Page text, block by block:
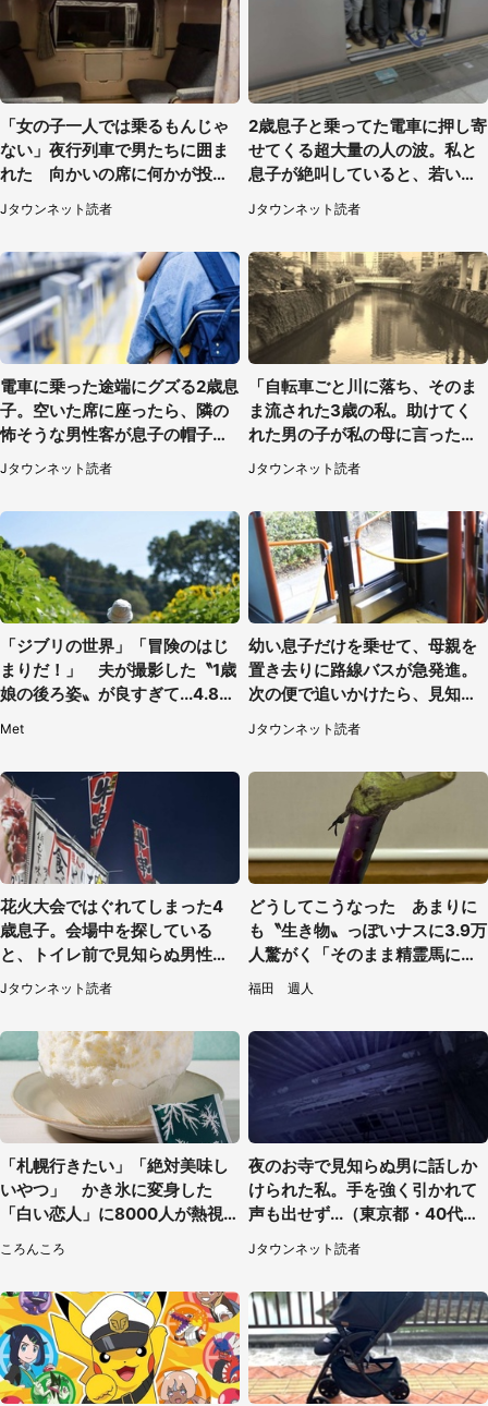
「女の子一人では乗るもんじゃ
ない」夜行列車で男たちに囲ま
れた 向かいの席に何かが投げ
られて（秋田県・60代女性）
Jタウンネット読者
2歳息子と乗ってた電車に押し寄
せてくる超大量の人の波。私と
息子が絶叫していると、若いカ
ップルの乗客が...（東京都・60
代女性）
Jタウンネット読者
電車に乗った途端にグズる2歳息
子。空いた席に座ったら、隣の
怖そうな男性客が息子の帽子に
手を伸ばし（千葉県・40代女
性）
Jタウンネット読者
「自転車ごと川に落ち、そのま
ま流された3歳の私。助けてく
れた男の子が私の母に言ったの
は...」（千葉県・20代女性）
Jタウンネット読者
「ジブリの世界」「冒険のはじ
まりだ！」 夫が撮影した〝1歳
娘の後ろ姿〟が良すぎて...4.8万
Met
幼い息子だけを乗せて、母親を
置き去りに路線バスが急発進。
次の便で追いかけたら、見知ら
ぬ若い女性が（京都府・60代女
性）
Jタウンネット読者
花火大会ではぐれてしまった4
歳息子。会場中を探している
と、トイレ前で見知らぬ男性に
（東京都・女性）
Jタウンネット読者
どうしてこうなった あまりに
も〝生き物〟っぽいナスに3.9万
人驚がく「そのまま精霊馬に使
えそう」
福田 週人
「札幌行きたい」「絶対美味し
いやつ」 かき氷に変身した
「白い恋人」に8000人が熱視
ころんころ
夜のお寺で見知らぬ男に話しか
けられた私。手を強く引かれて
声も出せず...（東京都・40代女
Jタウンネット読者